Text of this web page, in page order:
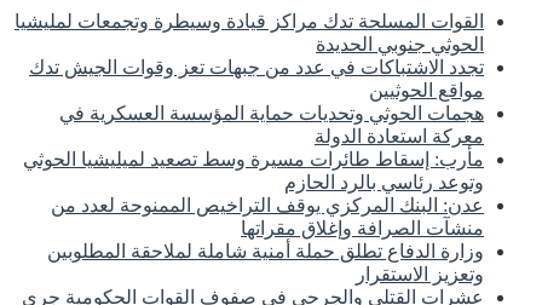
القوات المسلحة تدك مراكز قيادة وسيطرة وتجمعات لمليشيا
الحوثي جنوبي الحديدة
تجدد الاشتباكات في عدد من جبهات تعز وقوات الجيش تدك
مواقع الحوثيين
هجمات الحوثي وتحديات حماية المؤسسة العسكرية في
معركة استعادة الدولة
مأرب: إسقاط طائرات مسيرة وسط تصعيد لميليشيا الحوثي
وتوعد رئاسي بالرد الحازم
عدن: البنك المركزي يوقف التراخيص الممنوحة لعدد من
منشآت الصرافة وإغلاق مقراتها
وزارة الدفاع تطلق حملة أمنية شاملة لملاحقة المطلوبين
وتعزيز الاستقرار
عشرات القتلى والجرحى في صفوف القوات الحكومية جرى